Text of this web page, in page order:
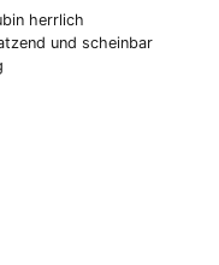
herrlich
und scheinbar